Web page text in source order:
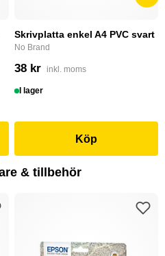
Skrivplatta enkel A4 PVC svart
No Brand
38 kr inkl. moms
I lager
Köp
& tillbehör